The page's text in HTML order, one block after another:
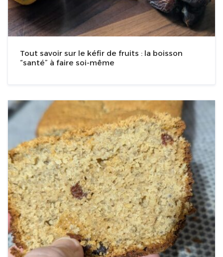
Tout savoir sur le kéfir de fruits : la boisson
“santé” à faire soi-même